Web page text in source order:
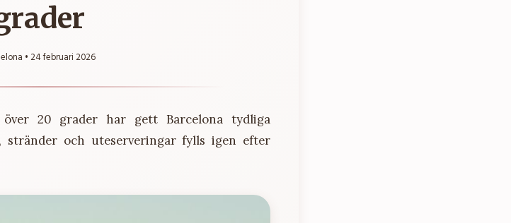
• 24 februari 2026
20 grader har gett Barcelona tydliga
stränder och uteserveringar fylls igen efter